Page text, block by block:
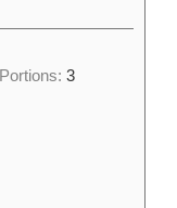
Portions:3